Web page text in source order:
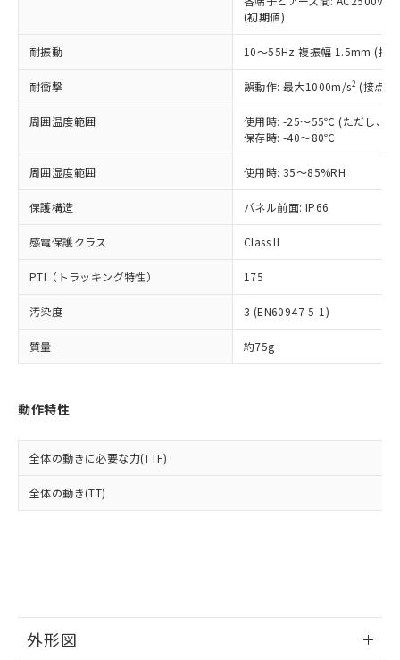
(初期値)
耐振動 10～55Hz 複振幅 1.5mm (接
耐衝撃 誤動作: 最大1000m/s2 (接点
周囲温度範囲
使用時: -25～55℃ (ただし、氷
保存時: -40～80℃
周囲湿度範囲 使用時: 35～85%RH
保護構造 パネル前面: IP66
感電保護クラス Class II
PTI（トラッキング特性） 175
汚染度 3 (EN60947-5-1)
質量 約75g
動作特性
全体の動きに必要な力(TTF)
全体の動き(TT)
外形図
在庫状況および標準価格照会結果は、
記載している更新日時点での社内デー
タに基づき作成されるものであり、閲
覧された時点での実際の在庫および標
準価格とは異なる場合があることをご
正式な納期状況および標準価格はお客
様のお取引先、またはお客様担当のオ
ムロン制御機器販売店・当社販売員に
オムロン制御機器販売店や当社販売拠
販売ネットワーク
」をご確認
在庫状況および標準価格結果を当社の
事前の承諾なく第三者に漏洩または開
示しないようお願いします。
マイパーツ機能（部品リスト作成サー
ビス）をご利用いただくには、I-Web
メンバーズにご登録されている必要が
あります。
品・サービスに関するお客様との取
引・商談に必要な範囲で利用すること
※当社の共同利用者とは、
の共同利用に関して"
の「1.共同利
鉛(Pb) 1000ppm以下、 水銀(Hg) 1000ppm以下、 カド
類(PBB) 1000ppm以下、ポリ臭化ジフェニルエーテル類
(PBDE) 1000ppm以下、フタル酸ビス(2-エチルヘキシ
ル) (DEHP)(別名：DOP) 1000ppm以下、フタル酸ブチ
ルベンジル（BBP） 1000ppm以下、フタル酸ジブチル
（DBP） 1000ppm以下、フタル酸ジイソブチル
但し、RoHS指令で産業用監視および制御機器に対する
図的な使用がないことを確認しています。
部品在庫の切り替え状況などにより、予定
月が前後することがあります。
とができます。
EU RoHS指令（10物質）の非含有証明書
51物質の非含有証明書（当社基準）
荷製品に未対応品が混在することから備考
欄に対応日を記載しておりました。
*中国RoHS10物質の基準値 (GB/T26572)：
Pb(鉛) :1000ppm、 Hg(水銀) : 1000ppm、 Cd(カドミウ
Cr(Ⅵ)(六価クロム) : 1000ppm、 PBBs(ポリ臭化ビフェ
ニル類) : 1000ppm、 PBDEs(ポリ臭化ジフェニルエーテ
ル類) : 1000ppm、
DBP(フタル酸ジブチル) : 1000ppm、 DIBP(フタル酸ジ
イソブチル) : 1000ppm、 BBP(フタル酸ブチルベンジ
DEHP(フタル酸ビス(2-エチルヘキシル)) : 1000ppm
「ｅ」：有害物質（10物質）のすべてが基
準値以下であることを示します。
「10」：通常の使用状況下において有害物
質が外部に漏えいし、環境に深刻な影響を
及ぼさない年数を意味します。
「－」：未確認です。当社販売部門へお問
（以下｢規制貨物等」という）を輸出
または国外への提供する場合は、日本
国政府の輸出許可(または役務取引許
可)を取得するなどの必要な手続きを
当社は規制貨物を破棄する場合は、完
全に破砕するなど、違法に輸出されな
いよう必要な手段を講じます。
当社は貴社製品を、核兵器、ミサイ
ル、化学兵器、生物兵器またはその他
武器並びにこれらの製造装置等に一切
当社は、貴社製品を第三者に販売する
場合は、上記1、2および3の内容を当
該第三者に通知します。また当社は、
販売先および販売に係わる関係者が違
法に輸出するおそれがある場合は、取
り引きをいたしません。
合意する
一定数以上の在庫あり
一定数には満たないが在庫あり
在庫なし(最新の在庫状況につ
いては、お客様のお取引先、ま
たはお客様担当のオムロン制御
機器販売店・当社販売員にご確
認ください)
受注生産機種、また在庫状況の
情報を公開していない機種